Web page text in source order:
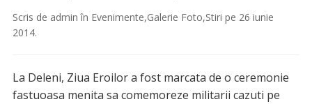
Scris de admin în Evenimente,Galerie Foto,Stiri pe 26 iunie
2014.
La Deleni, Ziua Eroilor a fost marcata de o ceremonie
fastuoasa menita sa comemoreze militarii cazuti pe